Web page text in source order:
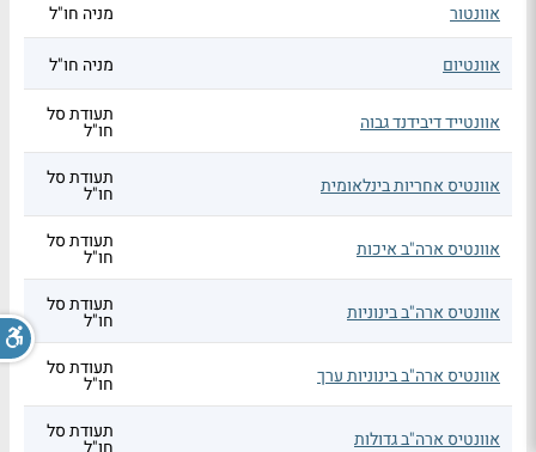
אוונטור מניה חו"ל
אוונטיום מניה חו"ל
אוונטייד דיבידנד גבוה תעודת סל
חו"ל
אוונטיס אחריות בינלאומית תעודת סל
חו"ל
אוונטיס ארה"ב איכות תעודת סל
חו"ל
אוונטיס ארה"ב בינוניות תעודת סל
חו"ל
אוונטיס ארה"ב בינוניות ערך תעודת סל
חו"ל
אוונטיס ארה"ב גדולות תעודת סל